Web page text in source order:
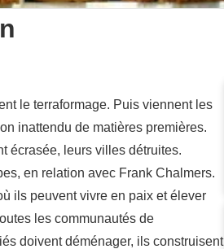
le terraformage. Puis viennent les
inattendu de matières premières.
écrasée, leurs villes détruites.
en relation avec Frank Chalmers.
ils peuvent vivre en paix et élever
les communautés de
doivent déménager, ils construisent